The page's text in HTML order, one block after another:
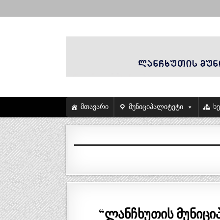
მთავარი მუნიციპალიტეტი
“ლანჩხუთის